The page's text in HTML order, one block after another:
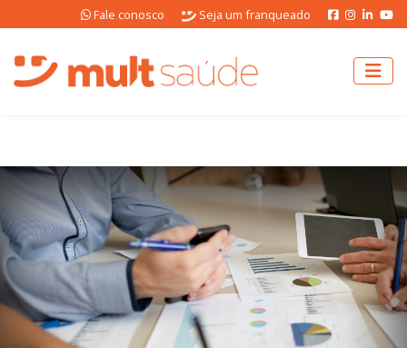
Fale conosco Seja um franqueado